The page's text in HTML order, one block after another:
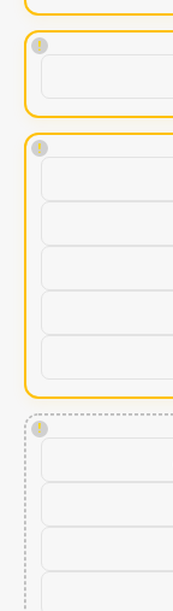
!
!
!